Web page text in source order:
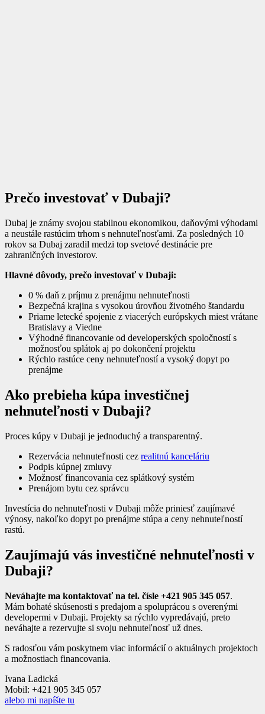
Prečo investovať v Dubaji?
Dubaj je známy svojou stabilnou ekonomikou, daňovými výhodami
a neustále rastúcim trhom s nehnuteľnosťami. Za posledných 10
rokov sa Dubaj zaradil medzi top svetové destinácie pre
zahraničných investorov.
Hlavné dôvody, prečo investovať v Dubaji:
0 % daň z príjmu z prenájmu nehnuteľnosti
Bezpečná krajina s vysokou úrovňou životného štandardu
Priame letecké spojenie z viacerých európskych miest vrátane
Bratislavy a Viedne
Výhodné financovanie od developerských spoločností s
možnosťou splátok aj po dokončení projektu
Rýchlo rastúce ceny nehnuteľností a vysoký dopyt po
prenájme
Ako prebieha kúpa investičnej
nehnuteľnosti v Dubaji?
Proces kúpy v Dubaji je jednoduchý a transparentný.
Rezervácia nehnuteľnosti cez realitnú kanceláriu
Podpis kúpnej zmluvy
Možnosť financovania cez splátkový systém
Prenájom bytu cez správcu
Investícia do nehnuteľnosti v Dubaji môže priniesť zaujímavé
výnosy, nakoľko dopyt po prenájme stúpa a ceny nehnuteľností
rastú.
Zaujímajú vás investičné nehnuteľnosti v
Dubaji?
Neváhajte ma kontaktovať na tel. čísle +421 905 345 057.
Mám bohaté skúsenosti s predajom a spoluprácou s overenými
developermi v Dubaji. Projekty sa rýchlo vypredávajú, preto
neváhajte a rezervujte si svoju nehnuteľnosť už dnes.
S radosťou vám poskytnem viac informácií o aktuálnych projektoch
a možnostiach financovania.
Ivana Ladická
Mobil: +421 905 345 057
alebo mi napíšte tu